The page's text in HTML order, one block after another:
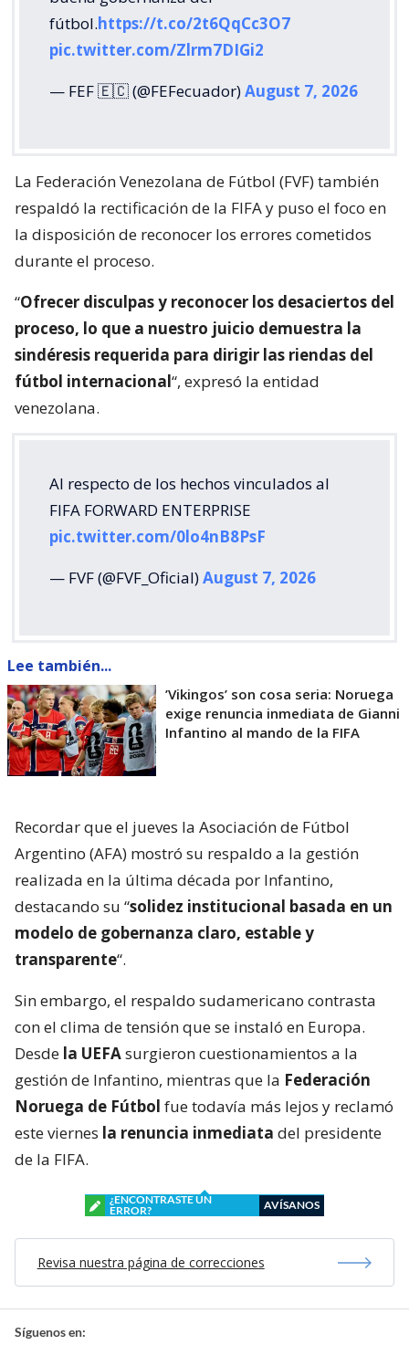
fútbol.https://t.co/2t6QqCc3O7
pic.twitter.com/Zlrm7DIGi2
— FEF 🇪🇨 (@FEFecuador)August 7, 2026
La Federación Venezolana de Fútbol (FVF) también
respaldó la rectificación de la FIFA y puso el foco en
la disposición de reconocer los errores cometidos
durante el proceso.
“Ofrecer disculpas y reconocer los desaciertos del
proceso, lo que a nuestro juicio demuestra la
sindéresis requerida para dirigir las riendas del
fútbol internacional“, expresó la entidad
venezolana.
Al respecto de los hechos vinculados al
FIFA FORWARD ENTERPRISE
pic.twitter.com/0lo4nB8PsF
— FVF (@FVF_Oficial)August 7, 2026
Lee también...
’Vikingos’ son cosa seria: Noruega
exige renuncia inmediata de Gianni
Infantino al mando de la FIFA
Recordar que el jueves la Asociación de Fútbol
Argentino (AFA) mostró su respaldo a la gestión
realizada en la última década por Infantino,
destacando su “solidez institucional basada en un
modelo de gobernanza claro, estable y
transparente“.
Sin embargo, el respaldo sudamericano contrasta
con el clima de tensión que se instaló en Europa.
Desde la UEFAsurgieron cuestionamientos a la
gestión de Infantino, mientras que la Federación
Noruega de Fútbol fue todavía más lejos y reclamó
este viernes la renuncia inmediata del presidente
de la FIFA.
¿ENCONTRASTE UN
ERROR?
AVÍSANOS
Revisa nuestra página de correcciones
Síguenos en: